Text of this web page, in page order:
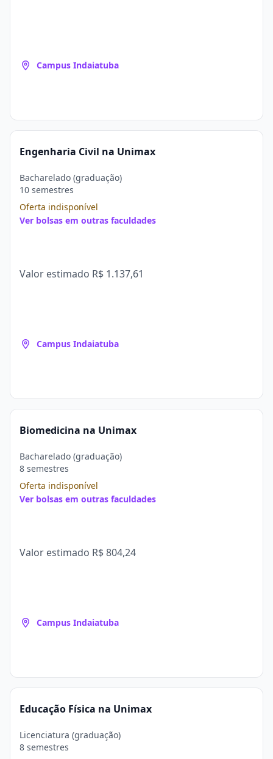
Campus Indaiatuba
Engenharia Civil na Unimax
Bacharelado (graduação)
10 semestres
Oferta indisponível
Ver bolsas em outras faculdades
Valor estimado R$ 1.137,61
Campus Indaiatuba
Biomedicina na Unimax
Bacharelado (graduação)
8 semestres
Oferta indisponível
Ver bolsas em outras faculdades
Valor estimado R$ 804,24
Campus Indaiatuba
Educação Física na Unimax
Licenciatura (graduação)
8 semestres